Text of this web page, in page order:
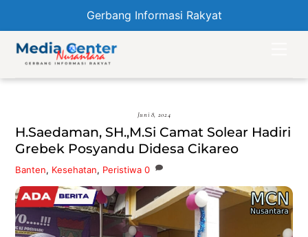
Gerbang Informasi Rakyat
content
Juni 8, 2024
H.Saedaman, SH.,M.Si Camat Solear Hadiri
Grebek Posyandu Didesa Cikareo
Banten, Kesehatan, Peristiwa 0